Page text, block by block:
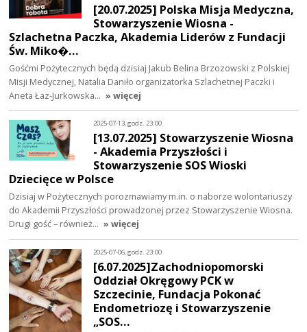
[20.07.2025] Polska Misja Medyczna,
Stowarzyszenie Wiosna -
Szlachetna Paczka, Akademia Liderów z Fundacji
Św. Miko�…
Gośćmi Pożytecznych będą dzisiaj Jakub Belina Brzozowski z Polskiej
Misji Medycznej, Natalia Daniło organizatorka Szlachetnej Paczki i
Aneta Łaz-Jurkowska… » więcej
2025-07-13, godz. 23:00
[13.07.2025] Stowarzyszenie Wiosna
- Akademia Przyszłości i
Stowarzyszenie SOS Wioski
Dziecięce w Polsce
Dzisiaj w Pożytecznych porozmawiamy m.in. o naborze wolontariuszy
do Akademii Przyszłości prowadzonej przez Stowarzyszenie Wiosna.
Drugi gość – również… » więcej
2025-07-06, godz. 23:00
[6.07.2025]Zachodniopomorski
Oddział Okręgowy PCK w
Szczecinie, Fundacja Pokonać
Endometriozę i Stowarzyszenie
„SOS…